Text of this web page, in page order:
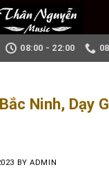
08:00 - 22:00
Ninh, Dạy
BYADMIN